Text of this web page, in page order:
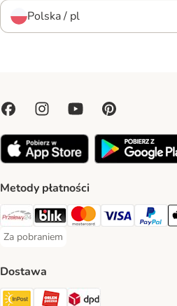
Polska / pl
Metody płatności
Przelewy24 Payment Method
Blik Payment Method
MasterCard Payment
Visa Payment
PayPal
Za pobraniem
Za pobraniem Payment Method
Dostawa
Paczkomat® Shipping Method
ORLEN Paczka Shipping
DPD Shipping